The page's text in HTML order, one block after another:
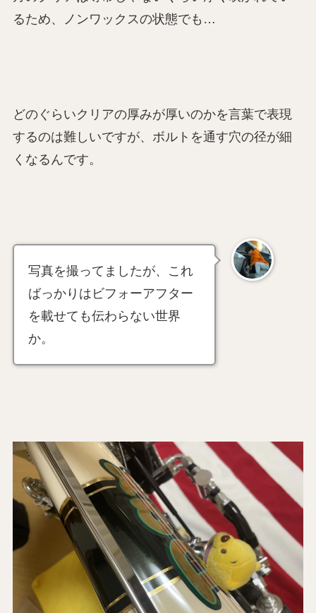
るため、ノンワックスの状態でも…
どのぐらいクリアの厚みが厚いのかを言葉で表現
するのは難しいですが、ボルトを通す穴の径が細
くなるんです。
写真を撮ってましたが、これ
ばっかりはビフォーアフター
を載せても伝わらない世界
か。